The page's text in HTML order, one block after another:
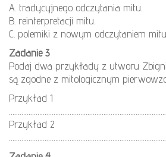
A. tradycyjnego odczytania mitu.
B. reinterpretacji mitu.
C. polemiki z nowym odczytaniem mitu.
Zadanie 3
Podaj dwa przykłady z utworu
są zgodne z mitologicznym
Przykład 1
Przykład 2